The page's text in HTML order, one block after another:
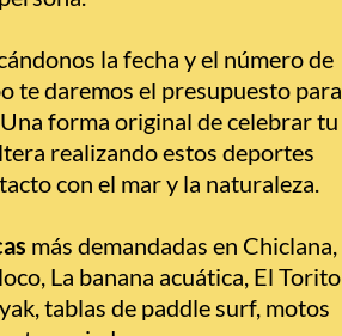
la fecha y el número de
te daremos el presupuesto para
forma original de celebrar tu
realizando estos deportes
con el mar y la naturaleza.
más demandadas en Chiclana,
La banana acuática, El Torito
tablas de paddle surf, motos